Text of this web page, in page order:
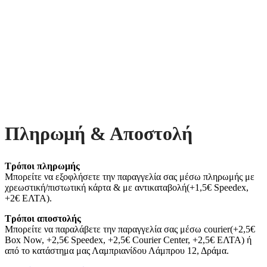
Πληρωμή & Αποστολή
Τρόποι πληρωμής
Μπορείτε να εξοφλήσετε την παραγγελία σας μέσω πληρωμής με
χρεωστική/πιστωτική κάρτα & με αντικαταβολή(+1,5€ Speedex,
+2€ ΕΛΤΑ).
Τρόποι αποστολής
Μπορείτε να παραλάβετε την παραγγελία σας μέσω courier(+2,5€
Box Now, +2,5€ Speedex, +2,5€ Courier Center, +2,5€ ΕΛΤΑ) ή
από το κατάστημα μας Λαμπριανίδου Λάμπρου 12, Δράμα.